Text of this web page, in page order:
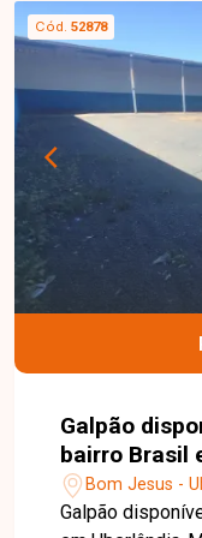
vaga de
nos quartos,
ambientes
para morar. O
taxa
comodidade e
uma excelente
apartamento
no bairro
conhecer todos
Cód. 52878
Galpão
bairro Brasil
Bom Jesus -
Galpão